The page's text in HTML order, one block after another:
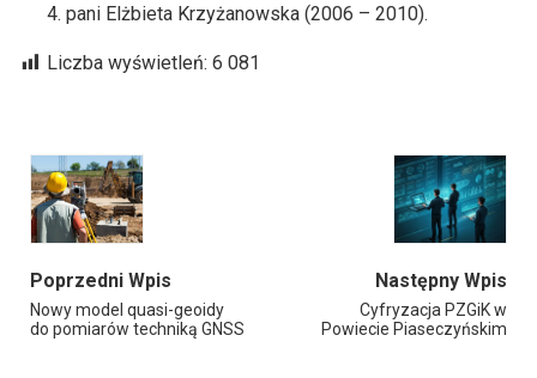
pani Elżbieta Krzyżanowska (2006 – 2010).
Liczba wyświetleń: 6 081
Poprzedni Wpis
Nowy model quasi-geoidy
do pomiarów techniką GNSS
Następny Wpis
Cyfryzacja PZGiK w
Powiecie Piaseczyńskim